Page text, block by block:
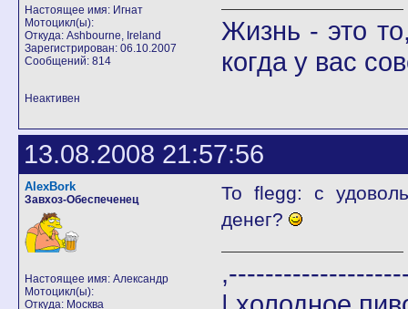
Настоящее имя: Игнат
Мотоцикл(ы):
Откуда: Ashbourne, Ireland
Зарегистрирован: 06.10.2007
Сообщений: 814
Жизнь - это
когда у вас
Неактивен
13.08.2008 21:57:56
AlexBork
Завхоз-Обеспеченец
Настоящее имя: Александр
Мотоцикл(ы):
Откуда: Москва
To flegg: с
денег?